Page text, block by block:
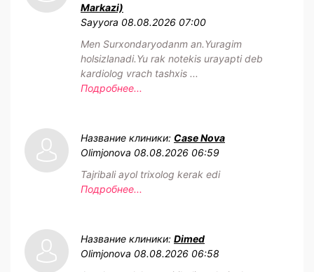
Markazi)
Sayyora 08.08.2026 07:00
Men Surxondaryodanm an.Yuragim
holsizlanadi.Yu rak notekis urayapti deb
kardiolog vrach tashxis ...
Подробнее...
Название клиники: Case Nova
Olimjonova 08.08.2026 06:59
Tajribali ayol trixolog kerak edi
Подробнее...
Название клиники: Dimed
Olimjonova 08.08.2026 06:58